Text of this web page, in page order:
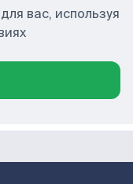
вас, используя